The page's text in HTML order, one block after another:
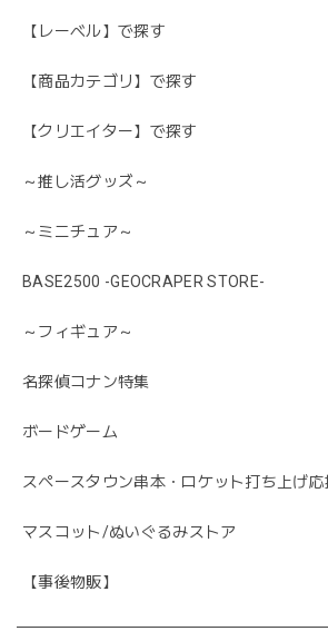
【レーベル】で探す
【商品カテゴリ】で探す
【クリエイター】で探す
～推し活グッズ～
～ミニチュア～
BASE2500 -GEOCRAPER STORE-
～フィギュア～
名探偵コナン特集
ボードゲーム
スペースタウン串本・ロケット打ち上げ
マスコット/ぬいぐるみストア
【事後物販】